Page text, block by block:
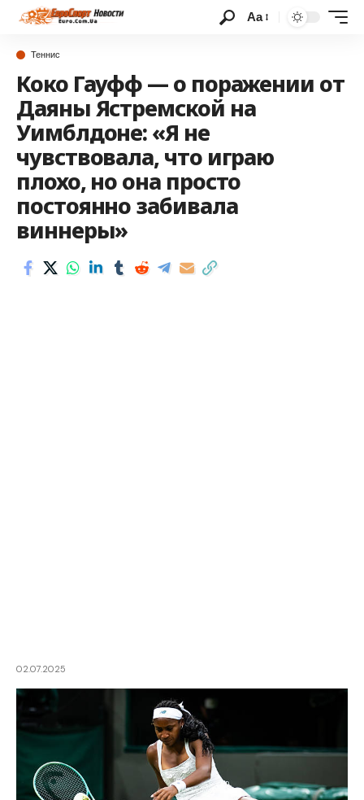
Аа
Теннис
Коко Гауфф — о поражении от
Даяны Ястремской на
Уимблдоне: «Я не
чувствовала, что играю
плохо, но она просто
постоянно забивала
виннеры»
02.07.2025